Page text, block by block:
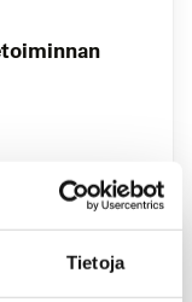
Tietoja